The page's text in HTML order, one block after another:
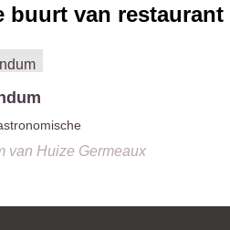
buurt van restaurant
van Huize Germeaux